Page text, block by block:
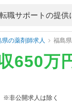
職サポートの提供
県の薬剤師求人 福島
650万
※非公開求人は除く